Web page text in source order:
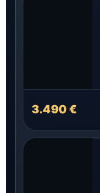
3.490 €